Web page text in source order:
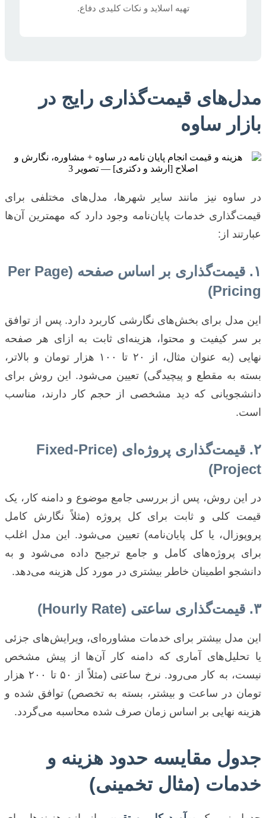
تهیه اسلاید و نکات کلیدی دفاع.
مدل‌های قیمت‌گذاری رایج در
بازار ساوه
در ساوه نیز مانند سایر شهرها، مدل‌های مختلفی برای
قیمت‌گذاری خدمات پایان‌نامه وجود دارد که مهمترین آن‌ها
عبارتند از:
۱. قیمت‌گذاری بر اساس صفحه (Per Page
Pricing)
این مدل برای بخش‌های نگارشی کاربرد دارد. پس از توافق
بر سر کیفیت و محتوا، هزینه‌ای ثابت به ازای هر صفحه
نهایی (به عنوان مثال، از ۲۰ تا ۱۰۰ هزار تومان و بالاتر،
بسته به مقطع و پیچیدگی) تعیین می‌شود. این روش برای
دانشجویانی که دید مشخصی از حجم کار دارند، مناسب
است.
۲. قیمت‌گذاری پروژه‌ای (Fixed-Price
Project)
در این روش، پس از بررسی جامع موضوع و دامنه کار، یک
قیمت کلی و ثابت برای کل پروژه (مثلاً نگارش کامل
پروپوزال، یا کل پایان‌نامه) تعیین می‌شود. این مدل اغلب
برای پروژه‌های کامل و جامع ترجیح داده می‌شود و به
دانشجو اطمینان خاطر بیشتری در مورد کل هزینه می‌دهد.
۳. قیمت‌گذاری ساعتی (Hourly Rate)
این مدل بیشتر برای خدمات مشاوره‌ای، ویرایش‌های جزئی
یا تحلیل‌های آماری که دامنه کار آن‌ها از پیش مشخص
نیست، به کار می‌رود. نرخ ساعتی (مثلاً از ۵۰ تا ۲۰۰ هزار
تومان در ساعت و بیشتر، بسته به تخصص) توافق شده و
هزینه نهایی بر اساس زمان صرف شده محاسبه می‌گردد.
جدول مقایسه حدود هزینه و
خدمات (مثال تخمینی)